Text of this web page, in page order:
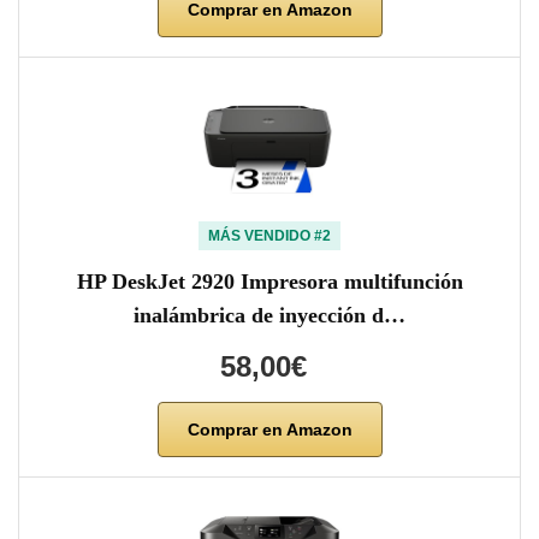
Comprar en Amazon
MÁS VENDIDO #2
HP DeskJet 2920 Impresora multifunción
inalámbrica de inyección d…
58,00€
Comprar en Amazon